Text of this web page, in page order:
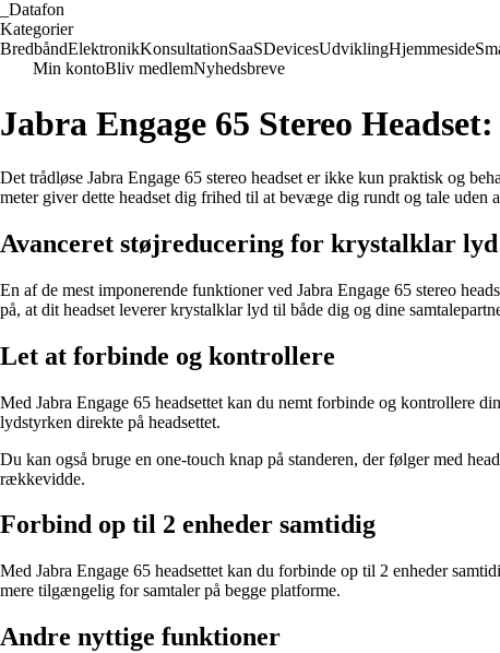
Datafon
Kategorier
BredbåndElektronikKonsultationSaaSDevicesUdviklingHjemmeside
Min kontoBliv medlemNyhedsbreve
Jabra Engage 65 Stereo
Det trådløse Jabra Engage 65 stereo headset er ikke kun praktisk og
meter giver dette headset dig frihed til at bevæge dig rundt og tale uden
Avanceret støjreducering for krystalklar lyd
En af de mest imponerende funktioner ved Jabra Engage 65 stereo
på, at dit headset leverer krystalklar lyd til både dig og dine
Let at forbinde og kontrollere
Med Jabra Engage 65 headsettet kan du nemt forbinde og kontrollere
lydstyrken direkte på headsettet.
Du kan også bruge en one-touch knap på standeren, der følger med
rækkevidde.
Forbind op til 2 enheder samtidig
Med Jabra Engage 65 headsettet kan du forbinde op til 2 enheder
mere tilgængelig for samtaler på begge platforme.
Andre nyttige funktioner